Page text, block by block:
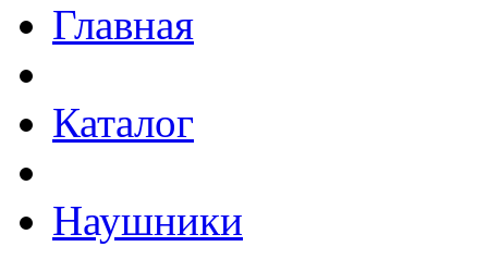
Главная
Каталог
Наушники